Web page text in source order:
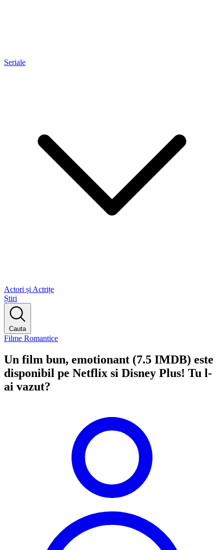
Seriale
Actori și Actrițe
Știri
Cauta
Filme Romantice
Un film bun, emotionant (7.5 IMDB) este
disponibil pe Netflix si Disney Plus! Tu l-
ai vazut?